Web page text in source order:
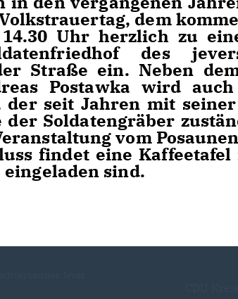
dem
Uhr herzlich zu
des
Straße ein. Neben
Postawka wird
der seit Jahren mit
der Soldatengräber
vom
findet eine
eingeladen sind.